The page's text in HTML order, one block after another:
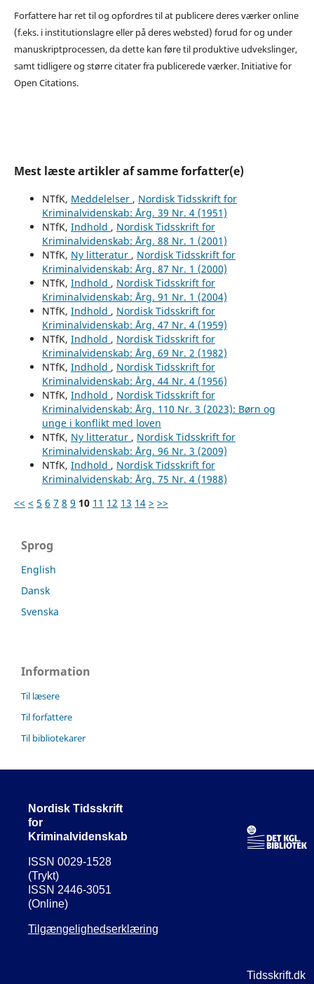
Forfattere har ret til og opfordres til at publicere deres værker online
(f.eks. i institutionslagre eller på deres websted) forud for og under
manuskriptprocessen, da dette kan føre til produktive udvekslinger,
samt tidligere og større citater fra publicerede værker. Initiative for
Open Citations.
Mest læste artikler af samme forfatter(e)
NTfK, Meddelelser , Nordisk Tidsskrift for
Kriminalvidenskab: Årg. 39 Nr. 4 (1951)
NTfK, Indhold , Nordisk Tidsskrift for
Kriminalvidenskab: Årg. 88 Nr. 1 (2001)
NTfK, Ny litteratur , Nordisk Tidsskrift for
Kriminalvidenskab: Årg. 87 Nr. 1 (2000)
NTfK, Indhold , Nordisk Tidsskrift for
Kriminalvidenskab: Årg. 91 Nr. 1 (2004)
NTfK, Indhold , Nordisk Tidsskrift for
Kriminalvidenskab: Årg. 47 Nr. 4 (1959)
NTfK, Indhold , Nordisk Tidsskrift for
Kriminalvidenskab: Årg. 69 Nr. 2 (1982)
NTfK, Indhold , Nordisk Tidsskrift for
Kriminalvidenskab: Årg. 44 Nr. 4 (1956)
NTfK, Indhold , Nordisk Tidsskrift for
Kriminalvidenskab: Årg. 110 Nr. 3 (2023): Børn og
unge i konflikt med loven
NTfK, Ny litteratur , Nordisk Tidsskrift for
Kriminalvidenskab: Årg. 96 Nr. 3 (2009)
NTfK, Indhold , Nordisk Tidsskrift for
Kriminalvidenskab: Årg. 75 Nr. 4 (1988)
<< < 5 6 7 8 9 10 11 12 13 14 > >>
Sprog
English
Dansk
Svenska
Information
Til læsere
Til forfattere
Til bibliotekarer
Nordisk Tidsskrift
for
Kriminalvidenskab
ISSN 0029-1528
(Trykt)
ISSN 2446-3051
(Online)
Tilgængelighedserklæring